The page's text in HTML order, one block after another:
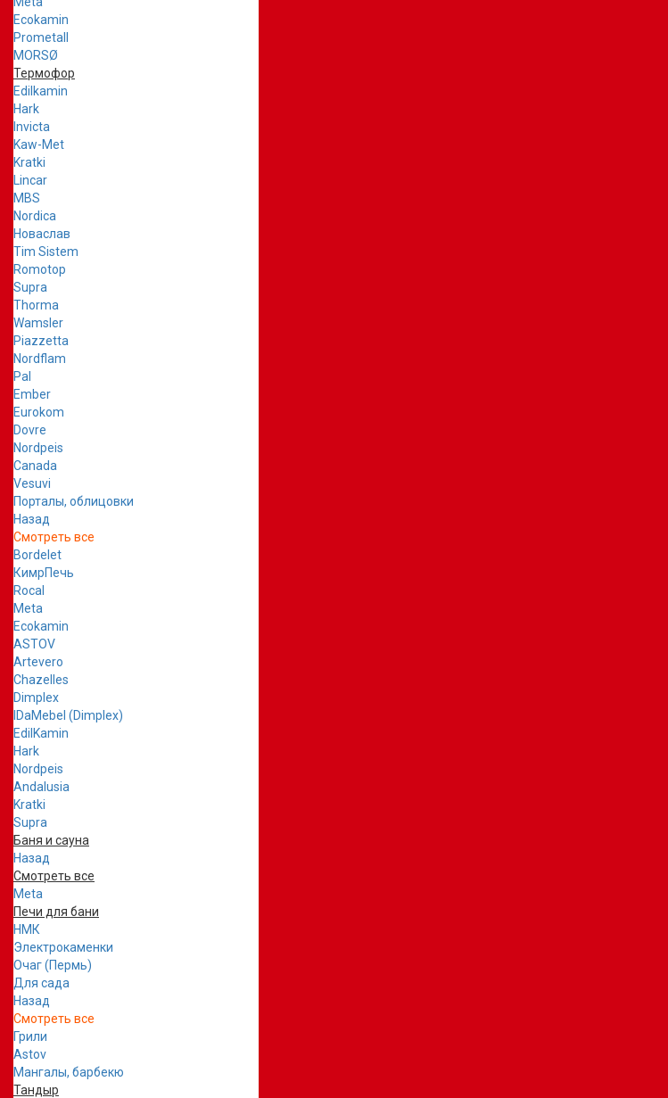
Ecokamin
Prometall
MORSØ
Термофор
Edilkamin
Hark
Invicta
Kaw-Met
Kratki
Lincar
MBS
Nordica
Новаслав
Tim Sistem
Romotop
Supra
Thorma
Wamsler
Piazzetta
Nordflam
Pal
Ember
Eurokom
Dovre
Nordpeis
Canada
Vesuvi
Порталы, облицовки
Назад
Смотреть все
Bordelet
КимрПечь
Rocal
Meta
Ecokamin
ASTOV
Artevero
Chazelles
Dimplex
IDaMebel (Dimplex)
EdilKamin
Hark
Nordpeis
Andalusia
Kratki
Supra
Баня и сауна
Назад
Смотреть все
Meta
Печи для бани
НМК
Электрокаменки
Очаг (Пермь)
Для сада
Назад
Смотреть все
Грили
Astov
Мангалы, барбекю
Тандыр